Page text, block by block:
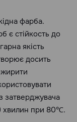
фарба.
є стійкость до
якість
досить
затверджувача
хвилин при 80℃.